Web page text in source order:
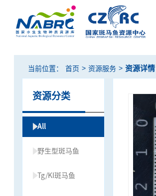
当前位置： 首页 > 资源服务 > 资源详情
资源分类
All
野生型斑马鱼
Tg/KI斑马鱼